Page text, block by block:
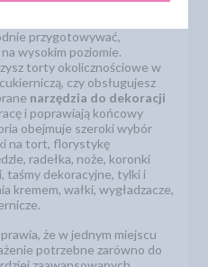
przygotowywać,
wysokim poziomie.
torty okolicznościowe w
czy obsługujesz
narzędzia do dekoracji
i poprawiają końcowy
obejmuje szeroki wybór
na tort, florystykę
radełka, noże, koronki
taśmy dekoracyjne, tylki i
kremem, wałki, wygładzacze,
że w jednym miejscu
potrzebne zarówno do